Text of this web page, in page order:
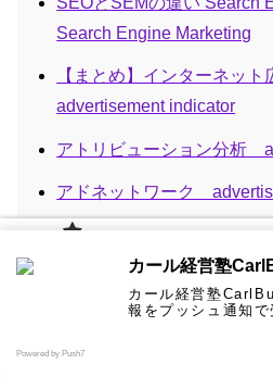
Search Engine Marketing
【まとめ】インターネッ
advertisement indicator
アトリビューション分析
アドネットワーク
アドベリフィケーション
アンバサダー、アドボケ
Ambassador Advocates
インターナルマーケティ
ばれまし
コンサル
ティング
経営学用
語集
認定コン
サルタン
無料
マ
カール経営塾
報をプッシュ通知で
Powered by Push7